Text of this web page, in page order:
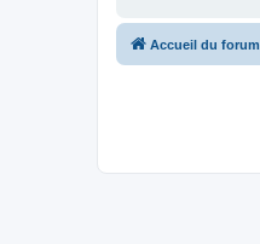
Accueil du forum